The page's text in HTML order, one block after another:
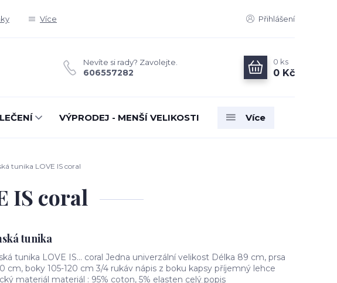
Více Přihlášení
Nevíte si rady? Zavolejte.
606557282
0 ks
0 Kč
VÝPRODEJ - MENŠÍ VELIKOSTI Více
tunika LOVE IS coral
IS coral
tunika
tunika LOVE IS... coral Jedna univerzální velikost Délka 89 cm, prsa
cm, boky 105-120 cm 3/4 rukáv nápis z boku kapsy příjemný lehce
materiál materiál : 95% coton, 5% elasten celý popis